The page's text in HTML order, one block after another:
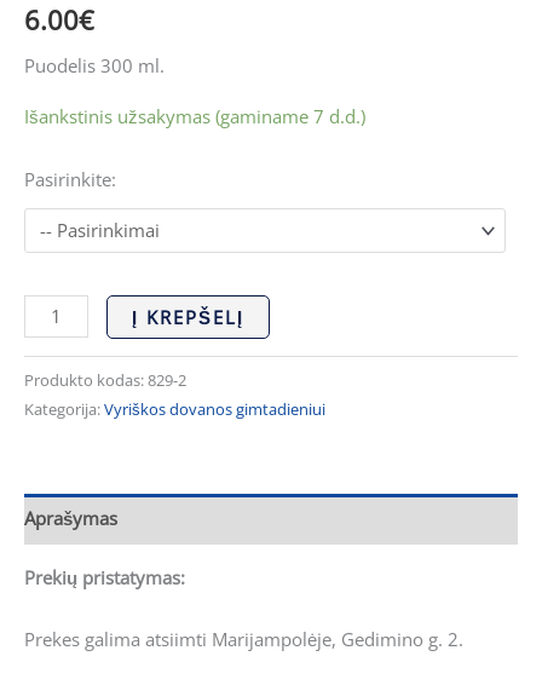
6.00€
Puodelis 300 ml.
Išankstinis užsakymas (gaminame 7 d.d.)
Pasirinkite:
tiesiog
Mindaugu''
Į KREPŠELĮ
Produkto kodas:829-2
Kategorija:Vyriškos dovanos gimtadieniui
Aprašymas
Prekių pristatymas:
Prekes galima atsiimti Marijampolėje, Gedimino g. 2.